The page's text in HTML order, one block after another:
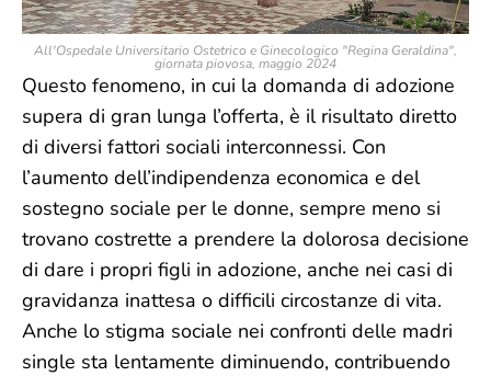
All'Ospedale Universitario Ostetrico e Ginecologico "Regina Geraldina",
giornata piovosa, maggio 2024
Questo fenomeno, in cui la domanda di adozione
supera di gran lunga l’offerta, è il risultato diretto
di diversi fattori sociali interconnessi. Con
l’aumento dell’indipendenza economica e del
sostegno sociale per le donne, sempre meno si
trovano costrette a prendere la dolorosa decisione
di dare i propri figli in adozione, anche nei casi di
gravidanza inattesa o difficili circostanze di vita.
Anche lo stigma sociale nei confronti delle madri
single sta lentamente diminuendo, contribuendo